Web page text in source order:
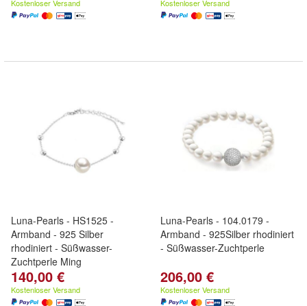
Kostenloser Versand Kostenloser Versand
Luna-Pearls - HS1525 -
Armband - 925 Silber
rhodiniert - Süßwasser-
Zuchtperle Ming
140,00 €
Kostenloser Versand
Luna-Pearls - 104.0179 -
Armband - 925Silber rhodiniert
- Süßwasser-Zuchtperle
206,00 €
Kostenloser Versand